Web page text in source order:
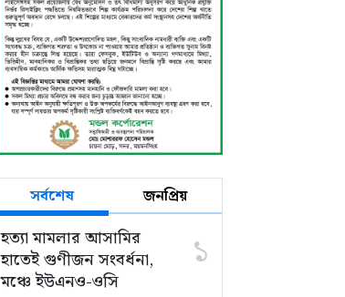
সর্বশেষ জনপ্রিয়
হত্যা মামলার আসামির
হাতেই গুণীজন সংবর্ধনা,
মঞ্চে ইউএনও-ওসি
১